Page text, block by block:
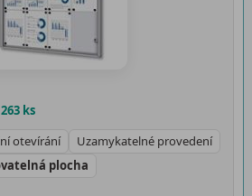
ks
otevírání
Uzamykatelné provedení
plocha